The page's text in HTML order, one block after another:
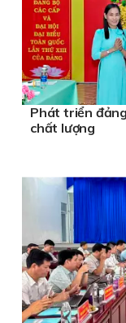
Phát triển
chất lượng